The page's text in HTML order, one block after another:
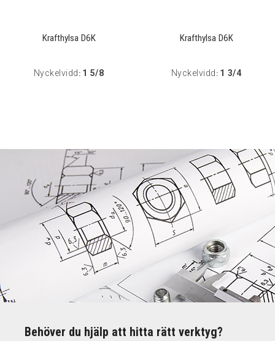
Krafthylsa D6K
Nyckelvidd : 1 5/8
Krafthylsa D6K
Nyckelvidd : 1 3/4
Behöver du hjälp att hitta rätt verktyg?